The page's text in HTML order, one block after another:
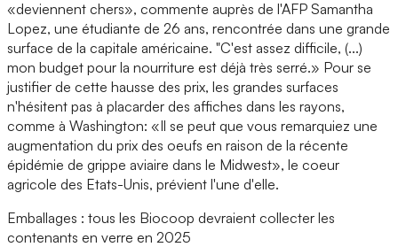
«deviennent chers», commente auprès de l'AFP Samantha
Lopez, une étudiante de 26 ans, rencontrée dans une grande
surface de la capitale américaine. "C'est assez difficile, (...)
mon budget pour la nourriture est déjà très serré.» Pour se
justifier de cette hausse des prix, les grandes surfaces
n'hésitent pas à placarder des affiches dans les rayons,
comme à Washington: «Il se peut que vous remarquiez une
augmentation du prix des oeufs en raison de la récente
épidémie de grippe aviaire dans le Midwest», le coeur
agricole des Etats-Unis, prévient l'une d'elle.
Emballages : tous les Biocoop devraient collecter les
contenants en verre en 2025